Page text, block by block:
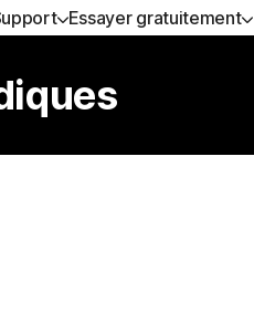
Essayer gratuitement
ESSAYER GRATUITEMENT